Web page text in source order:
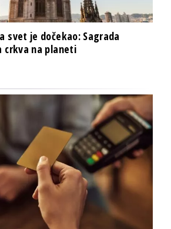
svet je dočekao: Sagrada
crkva na planeti